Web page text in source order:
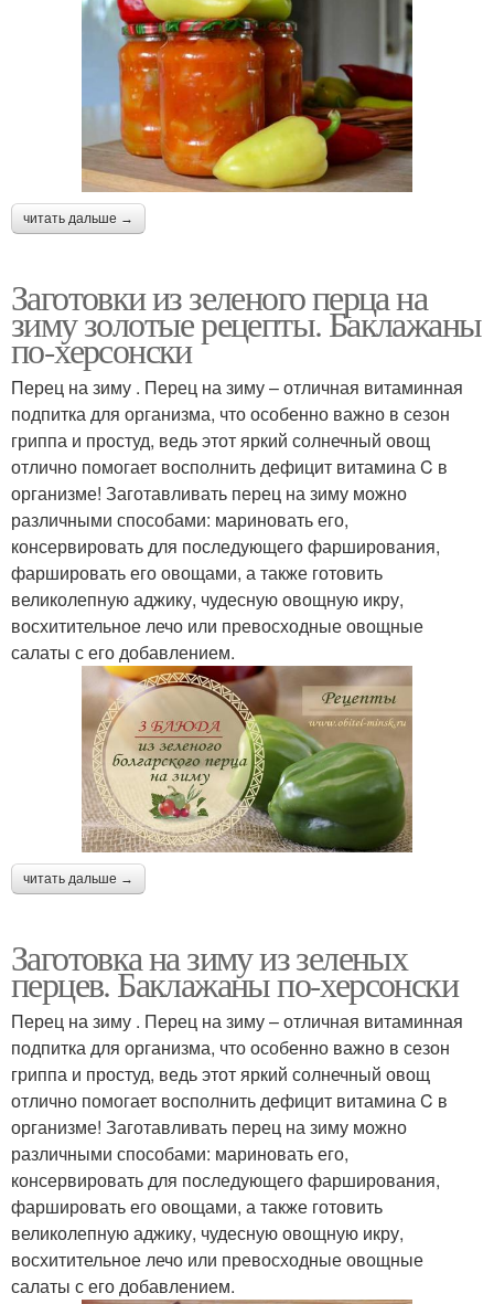
читать дальше →
Заготовки из зеленого перца на
зиму золотые рецепты. Баклажаны
по-херсонски
Перец на зиму . Перец на зиму – отличная витаминная
подпитка для организма, что особенно важно в сезон
гриппа и простуд, ведь этот яркий солнечный овощ
отлично помогает восполнить дефицит витамина C в
организме! Заготавливать перец на зиму можно
различными способами: мариновать его,
консервировать для последующего фарширования,
фаршировать его овощами, а также готовить
великолепную аджику, чудесную овощную икру,
восхитительное лечо или превосходные овощные
салаты с его добавлением.
читать дальше →
Заготовка на зиму из зеленых
перцев. Баклажаны по-херсонски
Перец на зиму . Перец на зиму – отличная витаминная
подпитка для организма, что особенно важно в сезон
гриппа и простуд, ведь этот яркий солнечный овощ
отлично помогает восполнить дефицит витамина C в
организме! Заготавливать перец на зиму можно
различными способами: мариновать его,
консервировать для последующего фарширования,
фаршировать его овощами, а также готовить
великолепную аджику, чудесную овощную икру,
восхитительное лечо или превосходные овощные
салаты с его добавлением.